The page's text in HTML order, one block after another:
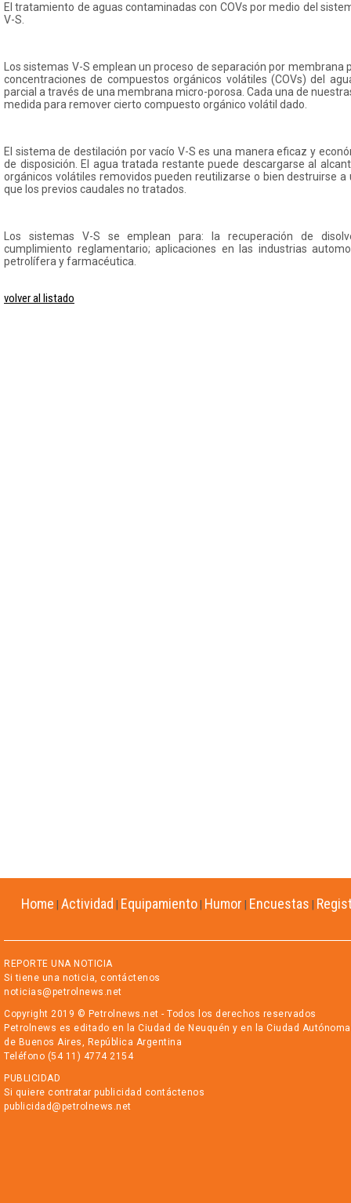
El tratamiento de aguas contaminadas con COVs por medio del
V-S.
Los sistemas V-S emplean un proceso de separación por membrana
concentraciones de compuestos orgánicos volátiles (COVs) del
parcial a través de una membrana micro-porosa. Cada una de
medida para remover cierto compuesto orgánico volátil dado.
El sistema de destilación por vacío V-S es una manera eficaz y
de disposición. El agua tratada restante puede descargarse al
orgánicos volátiles removidos pueden reutilizarse o bien destruirse
que los previos caudales no tratados.
Los sistemas V-S se emplean para: la recuperación de
cumplimiento reglamentario; aplicaciones en las industrias
petrolífera y farmacéutica.
volver al listado
Home Actividad Equipamiento Humor Encuestas
REPORTE UNA NOTICIA
Si tiene una noticia, contáctenos
noticias@petrolnews.net
Copyright 2019 © Petrolnews.net - Todos los derechos reservados
Petrolnews es editado en la Ciudad de Neuquén y en la Ciudad Autónoma
de Buenos Aires, República Argentina
Teléfono (54 11) 4774 2154
PUBLICIDAD
Si quiere contratar publicidad contáctenos
publicidad@petrolnews.net